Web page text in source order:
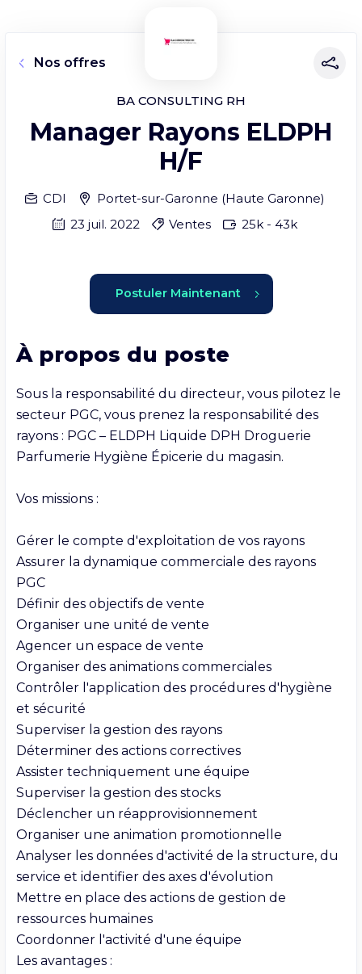
BA CONSULTING RH
Nos offres
Manager Rayons ELDPH
H/F
CDI Portet-sur-Garonne (Haute Garonne)
23 juil. 2022
Ventes 25k - 43k
Postuler Maintenant
À propos du poste
Sous la responsabilité du directeur, vous pilotez le
secteur PGC, vous prenez la responsabilité des
rayons : PGC – ELDPH Liquide DPH Droguerie
Parfumerie Hygiène Épicerie du magasin.
Vos missions :
Gérer le compte d'exploitation de vos rayons
Assurer la dynamique commerciale des rayons
PGC
Définir des objectifs de vente
Organiser une unité de vente
Agencer un espace de vente
Organiser des animations commerciales
Contrôler l'application des procédures d'hygiène
et sécurité
Superviser la gestion des rayons
Déterminer des actions correctives
Assister techniquement une équipe
Superviser la gestion des stocks
Déclencher un réapprovisionnement
Organiser une animation promotionnelle
Analyser les données d'activité de la structure, du
service et identifier des axes d'évolution
Mettre en place des actions de gestion de
ressources humaines
Coordonner l'activité d'une équipe
Les avantages :